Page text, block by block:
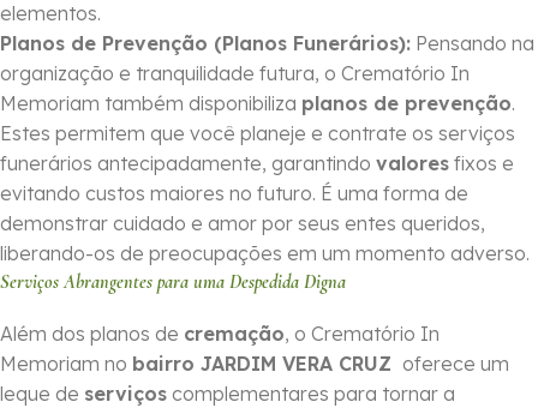
elementos.
Planos de Prevenção (Planos Funerários): Pensando na
organização e tranquilidade futura, o Crematório In
Memoriam também disponibiliza planos de prevenção.
Estes permitem que você planeje e contrate os serviços
funerários antecipadamente, garantindo valores fixos e
evitando custos maiores no futuro. É uma forma de
demonstrar cuidado e amor por seus entes queridos,
liberando-os de preocupações em um momento adverso.
Serviços Abrangentes para uma Despedida Digna
Além dos planos de cremação, o Crematório In
Memoriam no bairro JARDIM VERA CRUZ oferece um
leque de serviços complementares para tornar a